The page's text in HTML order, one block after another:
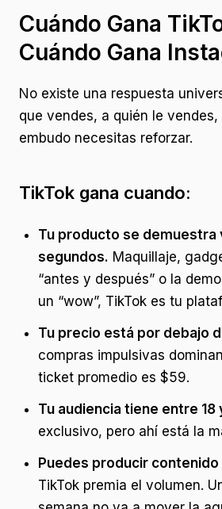
Cuándo Gana
Cuándo Gana
No existe una respuesta
que vendes, a quién le vendes,
embudo necesitas reforzar.
TikTok gana cuando:
Tu producto se demuestra
segundos. Maquillaje,
“antes y después” o la
un “wow”, TikTok es tu
Tu precio está por debajo
compras impulsivas
ticket promedio es $59.
Tu audiencia tiene entre 18
exclusivo, pero ahí está la
Puedes producir
TikTok premia el volumen.